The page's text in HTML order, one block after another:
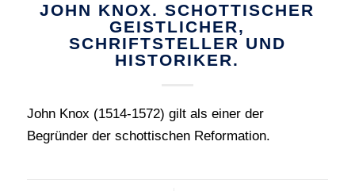
JOHN KNOX. SCHOTTISCHER
GEISTLICHER,
SCHRIFTSTELLER UND
HISTORIKER.
John Knox (1514-1572) gilt als einer der
Begründer der schottischen Reformation.